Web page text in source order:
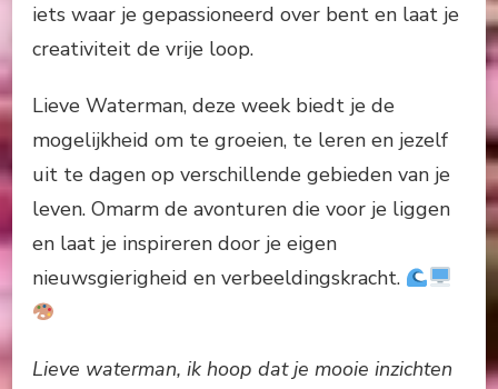
iets waar je gepassioneerd over bent en laat je
creativiteit de vrije loop.
Lieve Waterman, deze week biedt je de
mogelijkheid om te groeien, te leren en jezelf
uit te dagen op verschillende gebieden van je
leven. Omarm de avonturen die voor je liggen
en laat je inspireren door je eigen
nieuwsgierigheid en verbeeldingskracht.
Lieve waterman, ik hoop dat je mooie inzichten